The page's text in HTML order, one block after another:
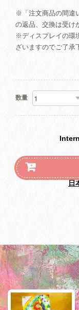
※「注文商品の間違
の返品、交換は受け
※ディスプレイの環
ざいますのでご了承
数量
日